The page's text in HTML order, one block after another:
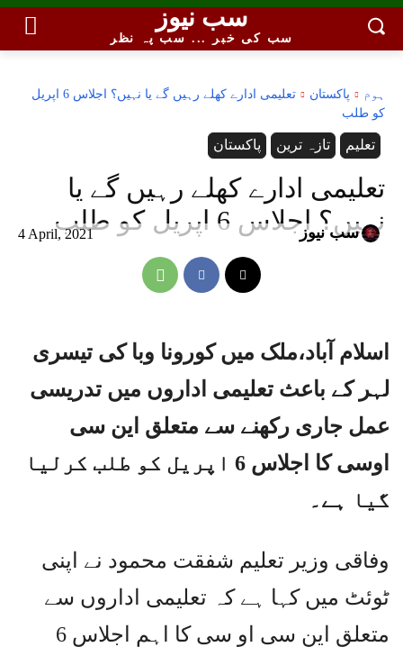
سب نیوز
سب کی خبر ... سب پہ نظر
ہوم پاکستان
تعلیمی ادارے کھلے رہیں گے یا نہیں؟ اجلاس 6 اپریل
کو طلب
پاکستان تازہ ترین تعلیم
تعلیمی ادارے کھلے رہیں گے یا
نہیں؟ اجلاس 6 اپریل کو طلب
4 April, 2021 سب نیوز
اسلام آباد،ملک میں کورونا وبا کی تیسری
لہر کے باعث تعلیمی اداروں میں تدریسی
عمل جاری رکھنے سے متعلق این سی
اوسی کا اجلاس 6 اپریل کو طلب کرلیا
گیا ہے۔
وفاقی وزیر تعلیم شفقت محمود نے اپنی
ٹوئٹ میں کہا ہے کہ تعلیمی اداروں سے
متعلق این سی او سی کا اہم اجلاس 6